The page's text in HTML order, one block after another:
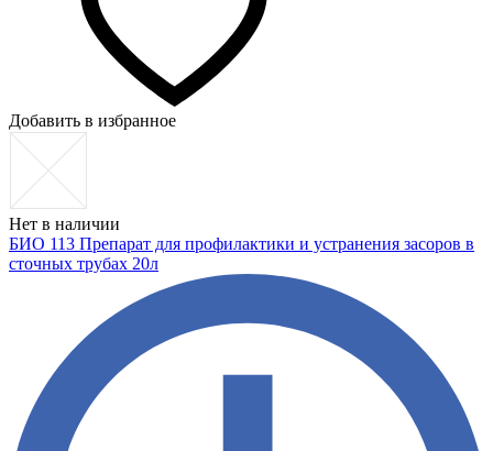
Добавить в избранное
Нет в наличии
БИО 113 Препарат для профилактики и устранения засоров в
сточных трубах 20л